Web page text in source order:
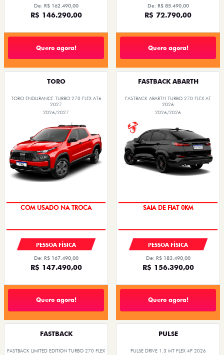
De: R$ 162.490,00
R$ 146.290,00
Quero agora!
De: R$ 85.490,00
R$ 72.790,00
Quero agora!
TORO
TORO ENDURANCE TURBO 270 FLEX AT6
2027
2026/2027
COM USADO NA TROCA
PESSOA FÍSICA
De: R$ 167.490,00
R$ 147.490,00
Quero agora!
FASTBACK ABARTH
FASTBACK ABARTH TURBO 270 FLEX AT
2026
2026/2026
SAIA DE FIAT 0KM
PESSOA FÍSICA
De: R$ 183.490,00
R$ 156.390,00
Quero agora!
FASTBACK
FASTBACK LIMITED EDITION TURBO 270 FLEX
PULSE
PULSE DRIVE 1.3 MT FLEX 4P 2026